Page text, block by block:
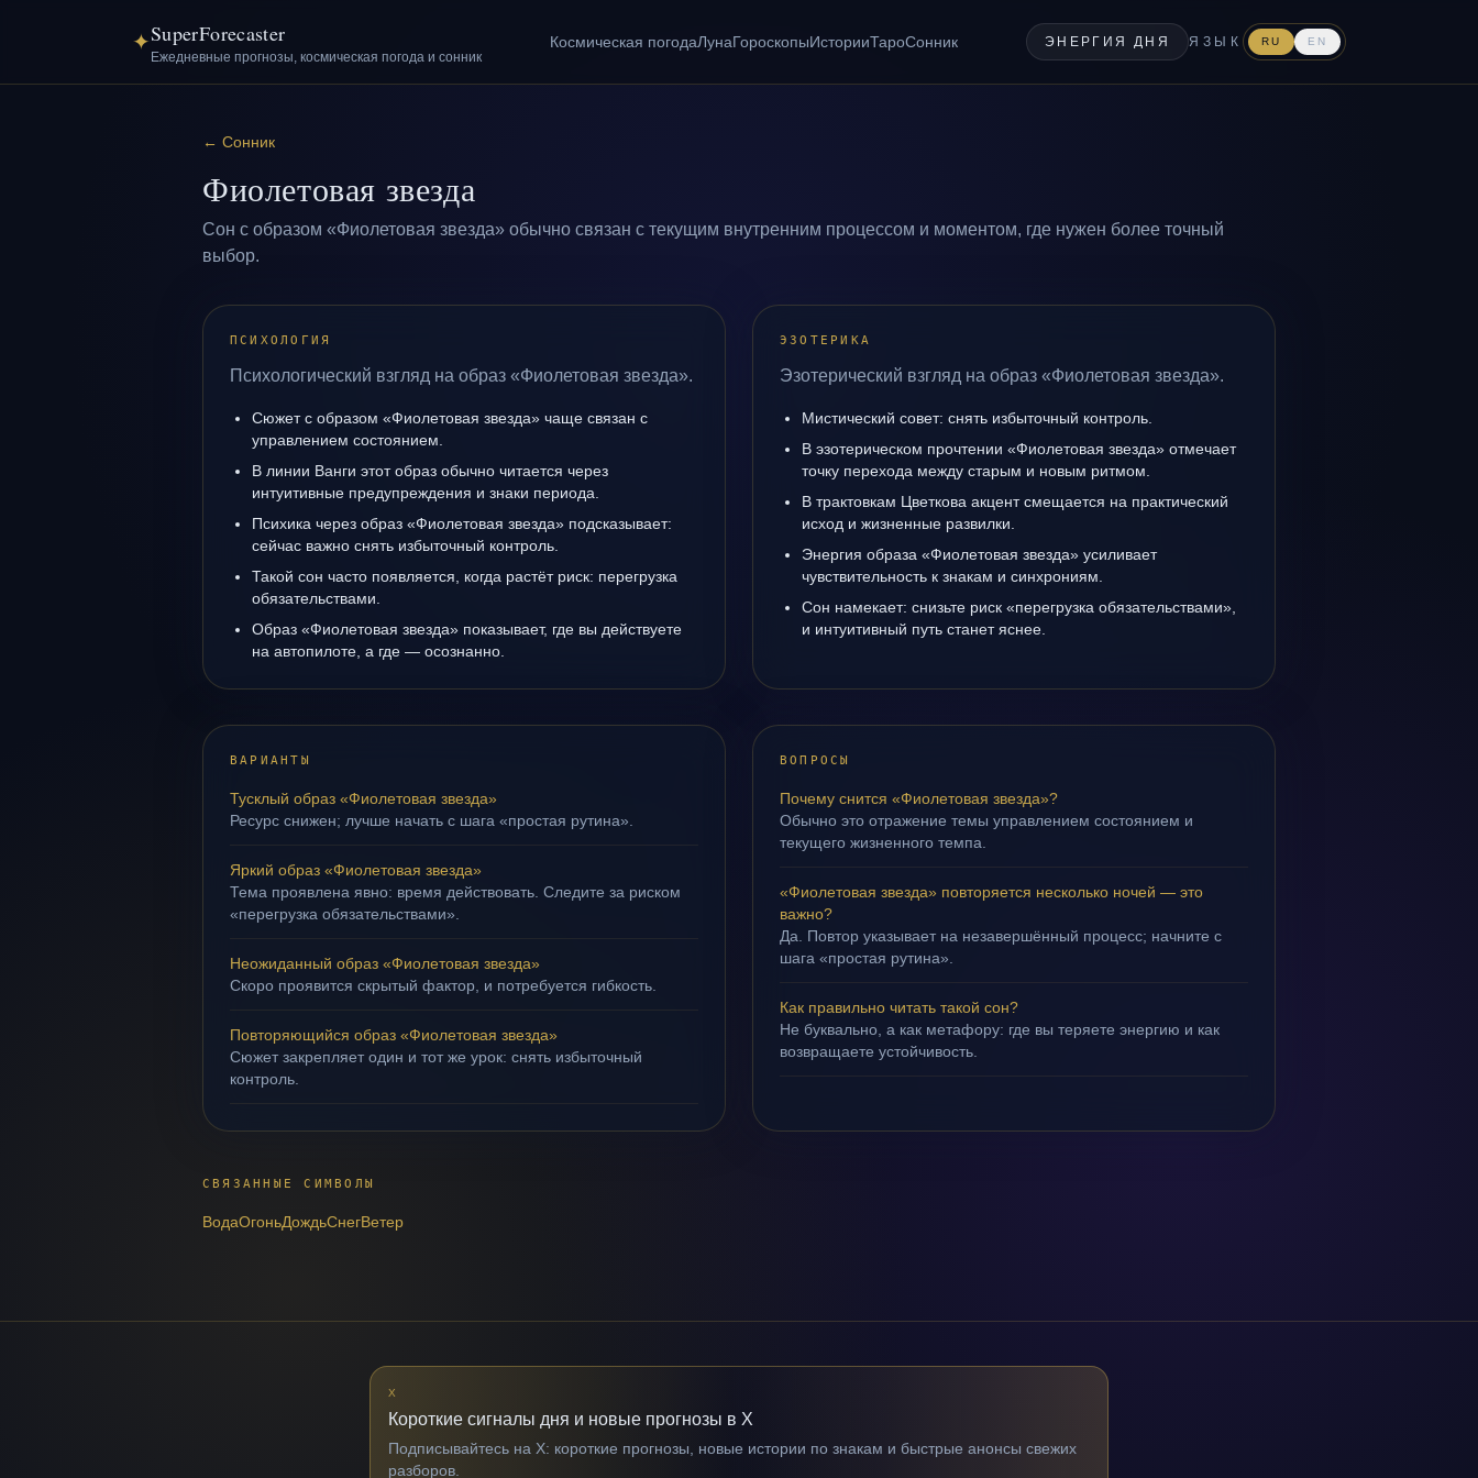
✦SuperForecaster
Ежедневные прогнозы, космическая погода и сонник
Космическая погодаЛунаГороскопыИсторииТароСонник ЭНЕРГИЯ ДНЯ ЯЗЫК RU EN
← Сонник
Фиолетовая звезда
Сон с образом «Фиолетовая звезда» обычно связан с текущим внутренним процессом и моментом, где нужен более точный
выбор.
ПСИХОЛОГИЯ
Психологический взгляд на образ «Фиолетовая звезда».
Сюжет с образом «Фиолетовая звезда» чаще связан с
управлением состоянием.
В линии Ванги этот образ обычно читается через
интуитивные предупреждения и знаки периода.
Психика через образ «Фиолетовая звезда» подсказывает:
сейчас важно снять избыточный контроль.
Такой сон часто появляется, когда растёт риск: перегрузка
обязательствами.
Образ «Фиолетовая звезда» показывает, где вы действуете
на автопилоте, а где — осознанно.
ЭЗОТЕРИКА
Эзотерический взгляд на образ «Фиолетовая звезда».
Мистический совет: снять избыточный контроль.
В эзотерическом прочтении «Фиолетовая звезда» отмечает
точку перехода между старым и новым ритмом.
В трактовкам Цветкова акцент смещается на практический
исход и жизненные развилки.
Энергия образа «Фиолетовая звезда» усиливает
чувствительность к знакам и синхрониям.
Сон намекает: снизьте риск «перегрузка обязательствами»,
и интуитивный путь станет яснее.
ВАРИАНТЫ
Тусклый образ «Фиолетовая звезда»
Ресурс снижен; лучше начать с шага «простая рутина».
Яркий образ «Фиолетовая звезда»
Тема проявлена явно: время действовать. Следите за риском
«перегрузка обязательствами».
Неожиданный образ «Фиолетовая звезда»
Скоро проявится скрытый фактор, и потребуется гибкость.
Повторяющийся образ «Фиолетовая звезда»
Сюжет закрепляет один и тот же урок: снять избыточный
контроль.
ВОПРОСЫ
Почему снится «Фиолетовая звезда»?
Обычно это отражение темы управлением состоянием и
текущего жизненного темпа.
«Фиолетовая звезда» повторяется несколько ночей — это
важно?
Да. Повтор указывает на незавершённый процесс; начните с
шага «простая рутина».
Как правильно читать такой сон?
Не буквально, а как метафору: где вы теряете энергию и как
возвращаете устойчивость.
СВЯЗАННЫЕ СИМВОЛЫ
ВодаОгоньДождьСнегВетер
X
Короткие сигналы дня и новые прогнозы в X
Подписывайтесь на X: короткие прогнозы, новые истории по знакам и быстрые анонсы свежих
разборов.